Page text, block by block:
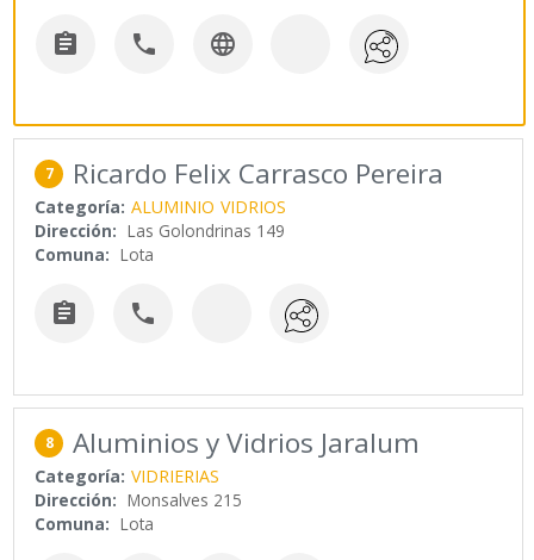
  
7 Ricardo Felix Carrasco Pereira
Categoría: ALUMINIO VIDRIOS
Dirección: Las Golondrinas 149
Comuna: Lota
 
8 Aluminios y Vidrios Jaralum
Categoría: VIDRIERIAS
Dirección: Monsalves 215
Comuna: Lota